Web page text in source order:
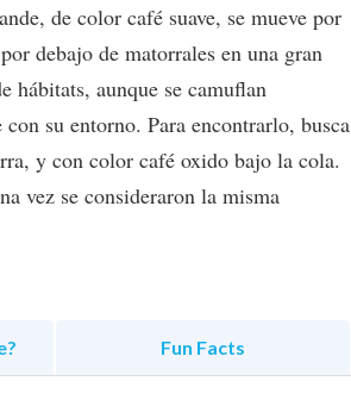
de color café suave, se mueve por
debajo de matorrales en una gran
hábitats, aunque se camuflan
su entorno. Para encontrarlo, busca
y con color café oxido bajo la cola.
vez se consideraron la misma
Fun Facts